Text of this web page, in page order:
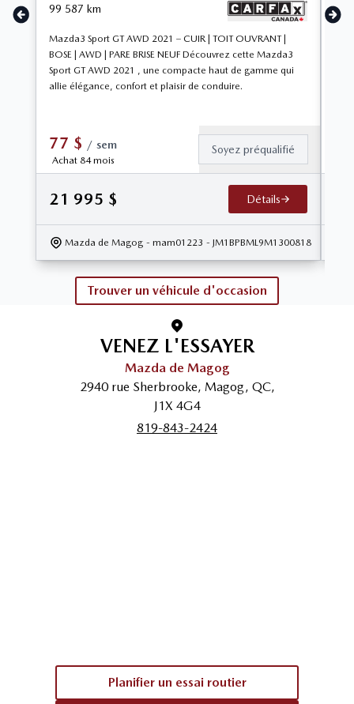
99 587 km
Mazda3 Sport GT AWD 2021 – CUIR | TOIT OUVRANT |
BOSE | AWD | PARE BRISE NEUF Découvrez cette Mazda3
Sport GT AWD 2021 , une compacte haut de gamme qui
allie élégance, confort et plaisir de conduire.
77 $ / sem
Achat 84 mois
Soyez préqualifié
21 995 $ Détails
Mazda de Magog - mam01223 - JM1BPBML9M1300818
32
Trouver un véhicule d'occasion
VENEZ L'ESSAYER
Mazda de Magog
2940 rue Sherbrooke, Magog, QC,
J1X 4G4
819-843-2424
Planifier un essai routier